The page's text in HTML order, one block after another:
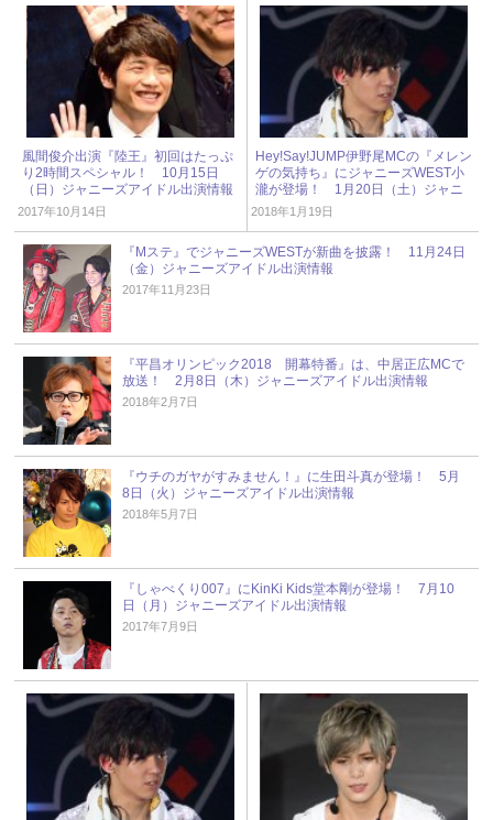
風間俊介出演『陸王』初回はたっぷ
り2時間スペシャル！ 10月15日
（日）ジャニーズアイドル出演情報
2017年10月14日
Hey!Say!JUMP伊野尾MCの『メレン
ゲの気持ち』にジャニーズWEST小
瀧が登場！ 1月20日（土）ジャニ
ーズアイドル出演情報
2018年1月19日
『Mステ』でジャニーズWESTが新曲を披露！ 11月24日
（金）ジャニーズアイドル出演情報
2017年11月23日
『平昌オリンピック2018 開幕特番』は、中居正広MCで
放送！ 2月8日（木）ジャニーズアイドル出演情報
2018年2月7日
『ウチのガヤがすみません！』に生田斗真が登場！ 5月
8日（火）ジャニーズアイドル出演情報
2018年5月7日
『しゃべくり007』にKinKi Kids堂本剛が登場！ 7月10
日（月）ジャニーズアイドル出演情報
2017年7月9日